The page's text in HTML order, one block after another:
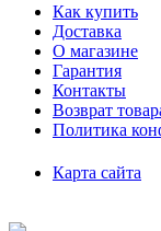
Как купить
Доставка
О магазине
Гарантия
Контакты
Возврат
Политика
Карта сайта